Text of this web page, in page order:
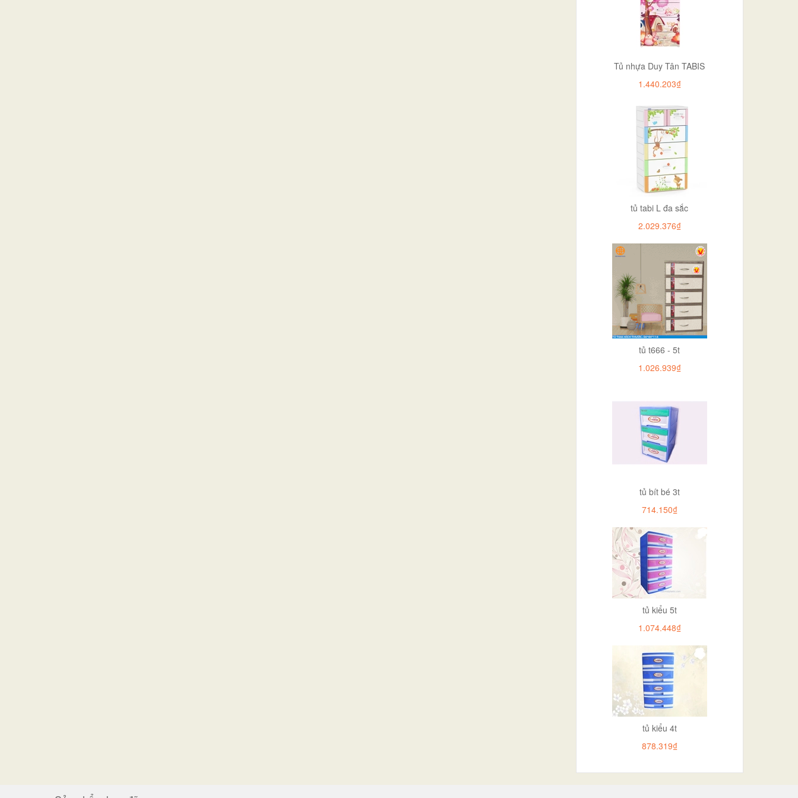
Tủ nhựa Duy Tân TABIS
1.440.203₫
tủ tabi L đa sắc
2.029.376₫
tủ t666 - 5t
1.026.939₫
tủ bít bé 3t
714.150₫
tủ kiểu 5t
1.074.448₫
tủ kiểu 4t
878.319₫